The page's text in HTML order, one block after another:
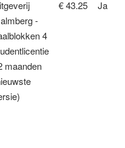
-
4
maanden
€ 43.25 Ja